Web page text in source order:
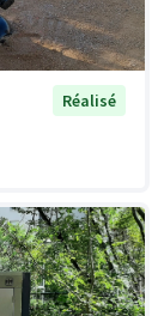
Réalisé